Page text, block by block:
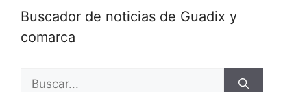
Buscador de noticias de Guadix y
comarca